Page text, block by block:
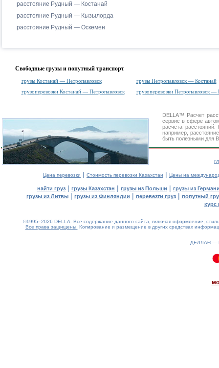
расстояние Рудный — Костанай
расстояние Рудный — Кызылорда
расстояние Рудный — Оскемен
Свободные грузы и попутный транспорт
грузы Костанай — Петропавловск
грузы Петропавловск — Костанай
грузоперевозки Костанай — Петропавловск
грузоперевозки Петропавловск —
DELLA™ Расчет
сервис в сфере
расчета
например,
быть полезными для
Цена перевозки | Стоимость перевозки Казахстан | Цены на
найти груз | грузы Казахстан | грузы из Польши | грузы из
грузы из Литвы| грузы из Финляндии | перевезти груз| попутный
курс
©1995–2026 DELLA. Все содержание данного сайта, включая оформление,
Все права защищены. Копирование и размещение в других средствах
ДЕЛЛА® —